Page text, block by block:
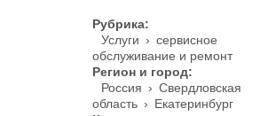
Рубрика:
Услуги › сервисное
обслуживание и ремонт
Регион и город:
Россия › Свердловская
область › Екатеринбург